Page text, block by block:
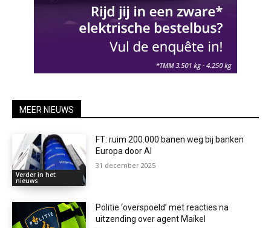
MEER NIEUWS
Verder in het
nieuws
FT: ruim 200.000 banen weg bij banken
Europa door AI
31 december 2025
Politie ‘overspoeld’ met reacties na
uitzending over agent Maikel